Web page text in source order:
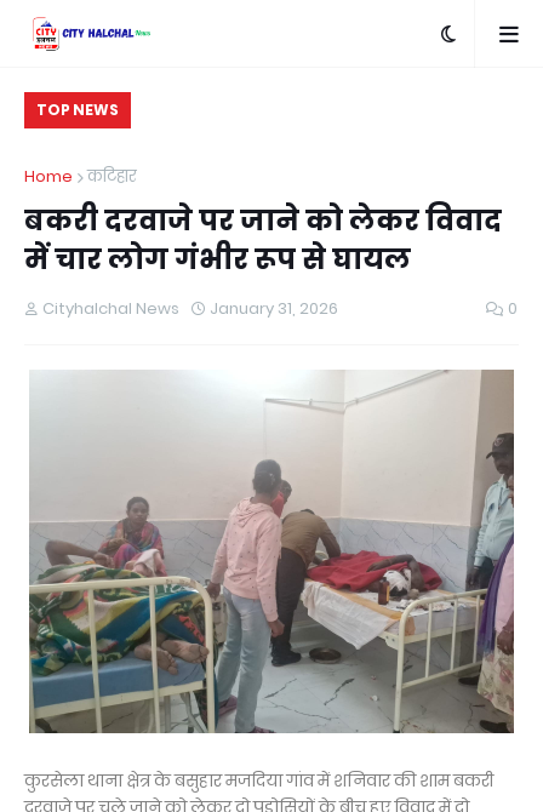
TOP NEWS
Home कटिहार
बकरी दरवाजे पर जाने को लेकर विवाद
में चार लोग गंभीर रूप से घायल
Cityhalchal News January 31, 2026 0
कुरसेला थाना क्षेत्र के बसुहार मजदिया गांव में शनिवार की शाम बकरी
दरवाजे पर चले जाने को लेकर दो पड़ोसियों के बीच हुए विवाद में दो